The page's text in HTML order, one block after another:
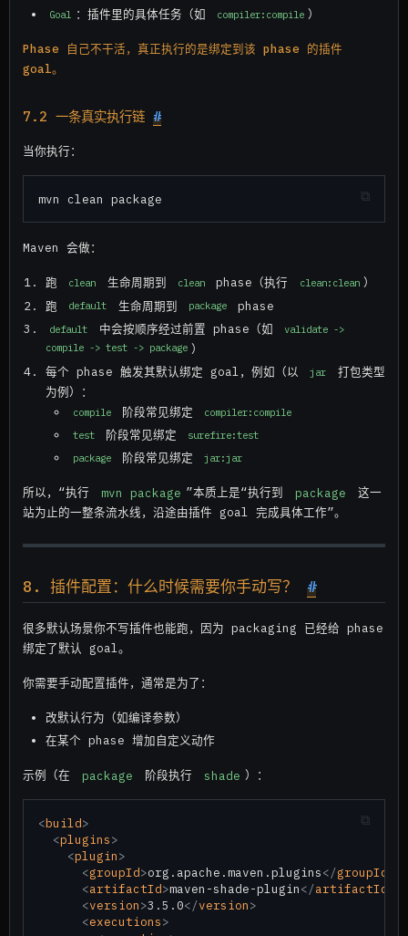
Goal ：插件里的具体任务（如 compiler:compile ）
Phase 自己不干活，真正执行的是绑定到该 phase 的插件
goal。
7.2 一条真实执行链 #
当你执行：
Maven 会做：
跑 clean 生命周期到 clean phase（执行 clean:clean ）
跑
default 生命周期到 package phase
default 中会按顺序经过前置 phase（如 validate ->
compile -> test -> package ）
每个 phase 触发其默认绑定 goal，例如（以
jar
打包类型
为例）：
compile 阶段常见绑定
compiler:compile
test
阶段常见绑定
surefire:test
package
阶段常见绑定 jar:jar
所以，“执行 mvn package ”本质上是“执行到 package
这一
站为止的一整条流水线，沿途由插件 goal 完成具体工作”。
8. 插件配置：什么时候需要你手动写？ #
很多默认场景你不写插件也能跑，因为 packaging 已经给 phase
绑定了默认 goal。
你需要手动配置插件，通常是为了：
改默认行为（如编译参数）
在某个 phase 增加自定义动作
示例（在 package 阶段执行 shade ）：
<build>
<plugins>
<plugin>
<groupId>org.apache.maven.plugins</groupId
<artifactId>maven-shade-plugin</artifactId
<version>3.5.0</version>
<executions>